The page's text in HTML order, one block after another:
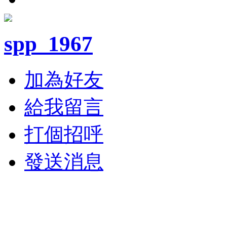
spp_1967
加為好友
給我留言
打個招呼
發送消息